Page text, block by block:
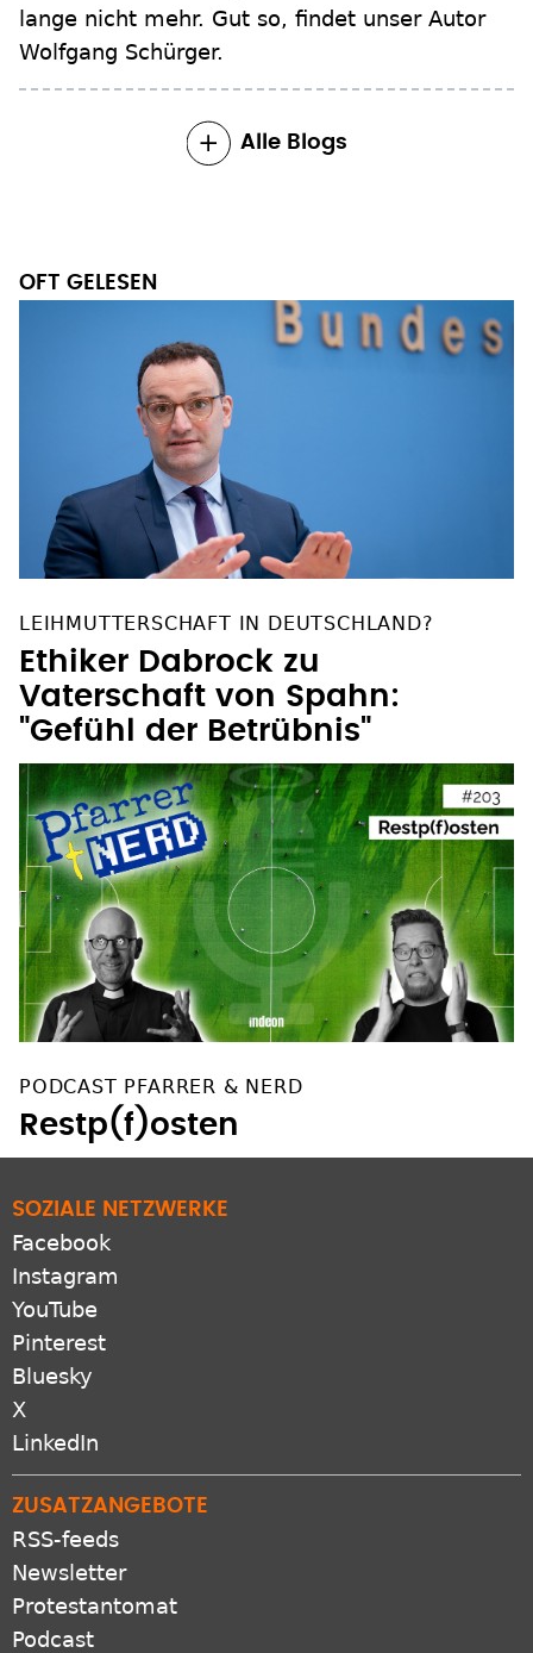
lange nicht mehr. Gut so, findet unser Autor
Wolfgang Schürger.
Alle Blogs
OFT GELESEN
LEIHMUTTERSCHAFT IN DEUTSCHLAND?
Ethiker Dabrock zu
Vaterschaft von Spahn:
"Gefühl der Betrübnis"
PODCAST PFARRER & NERD
Restp(f)osten
SOZIALE NETZWERKE
Facebook
Instagram
YouTube
Pinterest
Bluesky
X
LinkedIn
ZUSATZANGEBOTE
RSS-feeds
Newsletter
Protestantomat
Podcast